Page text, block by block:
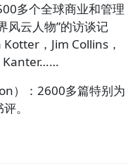
多个全球商业和管理
风云人物”的访谈记
，Jim Collins，
Kanter……
）：2600多篇特别为
。